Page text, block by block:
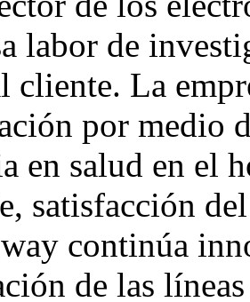
labor de
cliente. La
por medio
en salud en el
satisfacción
continúa
de las